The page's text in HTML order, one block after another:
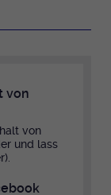
von
von
und lass